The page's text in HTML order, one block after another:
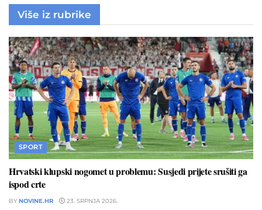
Više iz rubrike
SPORT
Hrvatski klupski nogomet u problemu: Susjedi prijete srušiti ga
ispod crte
BY NOVINE.HR 23. SRPNJA 2026.